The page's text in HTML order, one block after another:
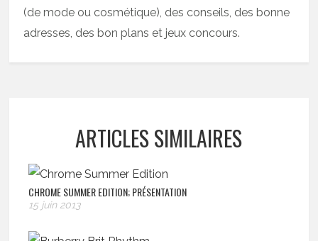
(de mode ou cosmétique), des conseils, des bonne
adresses, des bon plans et jeux concours.
ARTICLES SIMILAIRES
CHROME SUMMER EDITION; PRÉSENTATION
15 juin 2013